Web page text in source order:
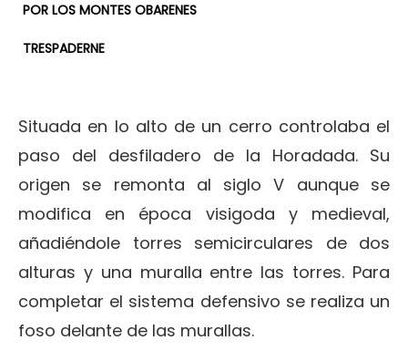
POR LOS MONTES OBARENES
TRESPADERNE
Situada en lo alto de un cerro controlaba el
paso del desfiladero de la Horadada. Su
origen se remonta al siglo V aunque se
modifica en época visigoda y medieval,
añadiéndole torres semicirculares de dos
alturas y una muralla entre las torres. Para
completar el sistema defensivo se realiza un
foso delante de las murallas.